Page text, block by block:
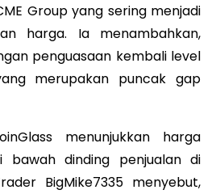
Group yang sering menjadi
harga. Ia menambahkan,
penguasaan kembali level
merupakan puncak gap
menunjukkan harga
bawah dinding penjualan di
BigMike7335 menyebut,